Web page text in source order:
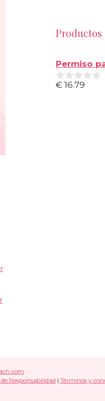
Productos
Permiso
0
€ 16.79
Responsabilidad | Términos y